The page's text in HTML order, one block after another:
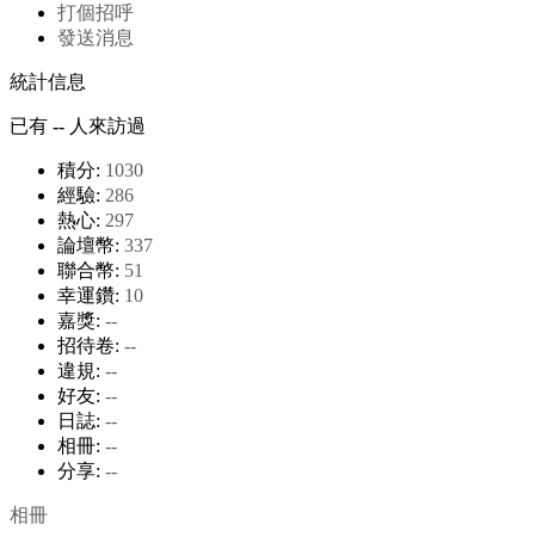
打個招呼
發送消息
統計信息
已有 -- 人來訪過
積分: 1030
經驗: 286
熱心: 297
論壇幣: 337
聯合幣: 51
幸運鑽: 10
嘉獎: --
招待卷: --
違規: --
好友: --
日誌: --
相冊: --
分享: --
相冊